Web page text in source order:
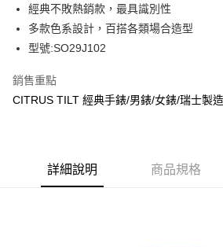
全盈+PAY
大哥付你分期
相關說明
1.本服務由台灣大哥大提供，台灣大哥大用戶可
3.實際核准額度、可分期數及費用金額請依後續
4.訂單成立30分鐘內，如未前往確認交易或遇審
消。如遇「轉專審核」未通過狀況，表示未達大
AFTEE先享後付
便利好安心！
運送方式
經典不敗熱銷款，最具識別性
多款色系設計，百搭各類場合造型
型號:SO29J102
銷售重點
CITRUS TILT 經典手錶/男錶/女錶/瑞士製
詳細說明 商品規格